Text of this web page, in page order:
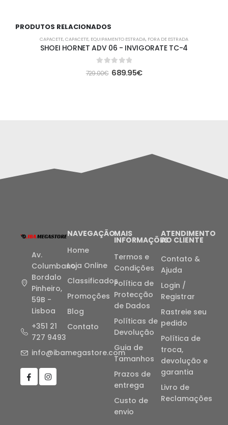
PRODUTOS RELACIONADOS
CAPACETE,CAPACETE, EQUIPAMENTO ESTRADA, FORA DE ESTRADA
SHOEI HORNET ADV 06 - INVIGORATE TC-4
out of 5
729.00€ 689.95€
Av.
Columbano
Bordalo
Pinheiro,
59B -
Lisboa
+351 21
727 9493
info@ibamegastore.com
NAVEGAÇÃO
Home
Loja Online
Classificados
Promoções
Blog
Contato
MAIS
INFORMAÇÕES
Termos e
Condições
Política de
Protecção
de Dados
Políticas de
Devolução
Guia de
Tamanhos
Prazos de
entrega
Custo de
envio
ATENDIMENTO
AO CLIENTE
Contato &
Ajuda
Login /
Registrar
Rastreie seu
pedido
Política de
troca,
devolução e
garantia
Livro de
Reclamações